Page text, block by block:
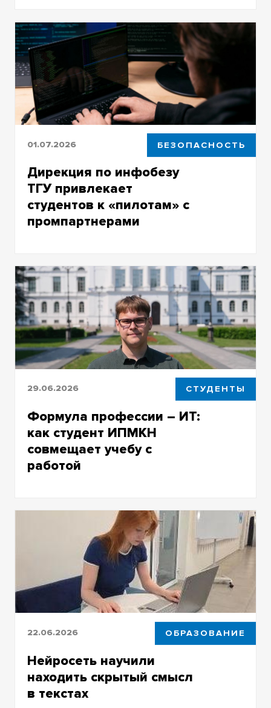
победителей образовательного проекта
Банка ВТБ, заняв 2 и 3 места по Сибири
01.07.2026 БЕЗОПАСНОСТЬ
Дирекция по инфобезу
ТГУ привлекает
студентов к «пилотам» с
промпартнерами
передовыми технологиями
кибербезопасности в ходе учебного
процесса
29.06.2026 СТУДЕНТЫ
Формула профессии – ИТ:
как студент ИПМКН
совмещает учебу с
работой
гуманитарном прошлом и «айтишном»
22.06.2026 ОБРАЗОВАНИЕ
Нейросеть научили
находить скрытый смысл
в текстах